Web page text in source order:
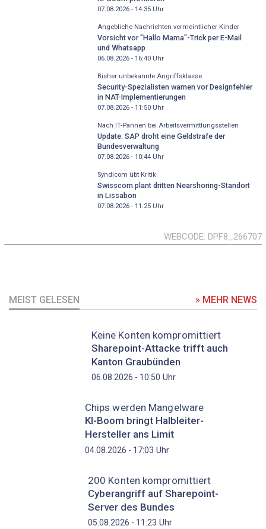
07.08.2026 - 14:35Uhr
Angebliche Nachrichten vermeintlicher Kinder
Vorsicht vor "Hallo Mama"-Trick per E-Mail
und Whatsapp
06.08.2026 - 16:40Uhr
Bisher unbekannte Angriffsklasse
Security-Spezialisten warnen vor Designfehler
in NAT-Implementierungen
07.08.2026 - 11:50Uhr
Nach IT-Pannen bei Arbeitsvermittlungsstellen
Update: SAP droht eine Geldstrafe der
Bundesverwaltung
07.08.2026 - 10:44Uhr
Syndicom übt Kritik
Swisscom plant dritten Nearshoring-Standort
in Lissabon
07.08.2026 - 11:25Uhr
WEBCODE DPF8_266707
MEIST GELESEN » MEHR NEWS
Keine Konten kompromittiert
Sharepoint-Attacke trifft auch
Kanton Graubünden
06.08.2026 - 10:50 Uhr
Chips werden Mangelware
KI-Boom bringt Halbleiter-
Hersteller ans Limit
04.08.2026 - 17:03 Uhr
200 Konten kompromittiert
Cyberangriff auf Sharepoint-
Server des Bundes
05.08.2026 - 11:23 Uhr